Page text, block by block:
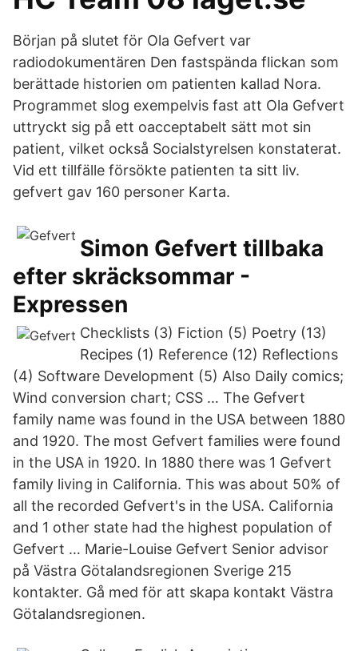
Början på slutet för Ola Gefvert var
radiodokumentären Den fastspända flickan som
berättade historien om patienten kallad Nora.
Programmet slog exempelvis fast att Ola Gefvert
uttryckt sig på ett oacceptabelt sätt mot sin
patient, vilket också Socialstyrelsen konstaterat.
Vid ett tillfälle försökte patienten ta sitt liv.
gefvert gav 160 personer Karta.
Simon Gefvert tillbaka
efter skräcksommar -
Expressen
Checklists (3) Fiction (5) Poetry (13)
Recipes (1) Reference (12) Reflections
(4) Software Development (5) Also Daily comics;
Wind conversion chart; CSS … The Gefvert
family name was found in the USA between 1880
and 1920. The most Gefvert families were found
in the USA in 1920. In 1880 there was 1 Gefvert
family living in California. This was about 50% of
all the recorded Gefvert's in the USA. California
and 1 other state had the highest population of
Gefvert … Marie-Louise Gefvert Senior advisor
på Västra Götalandsregionen Sverige 215
kontakter. Gå med för att skapa kontakt Västra
Götalandsregionen.